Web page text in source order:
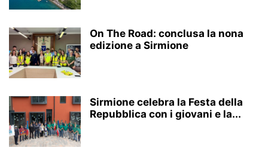
On The Road: conclusa la nona
edizione a Sirmione
Sirmione celebra la Festa della
Repubblica con i giovani e la...